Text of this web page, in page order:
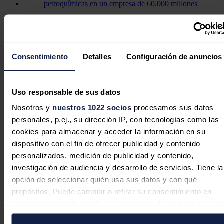
Consentimiento Detalles Configuración de anuncios
Uso responsable de sus datos
Nosotros y nuestros 1022 sociosprocesamos sus datos
personales, p.ej., su dirección IP, con tecnologías como las
cookies para almacenar y acceder la información en su
dispositivo con el fin de ofrecer publicidad y contenido
personalizados, medición de publicidad y contenido,
investigación de audiencia y desarrollo de servicios. Tiene la
opción de seleccionar quién usa sus datos y con qué
propósitos. Puede cambiar o retirar su consentimiento en
en el Menú de consentimiento.
Adnoc y OMV fusionarán sus filiales
60.000 millones
La empresa austríaca OMV cancela
su contrato de suministro de gas con
Gazprom
El canciller federal austríaco, el conservador
Christian Stocker,
consideró hoy de importancia "estratégica para la seguridad del
suministro" este proyecto, especialmente ante los cuellos de botella
en el comercio de combustibles fósiles causados por los conflictos
en Ucrania y Oriente Medio.
importante que es aprovechar con inteligencia el potencial propio e